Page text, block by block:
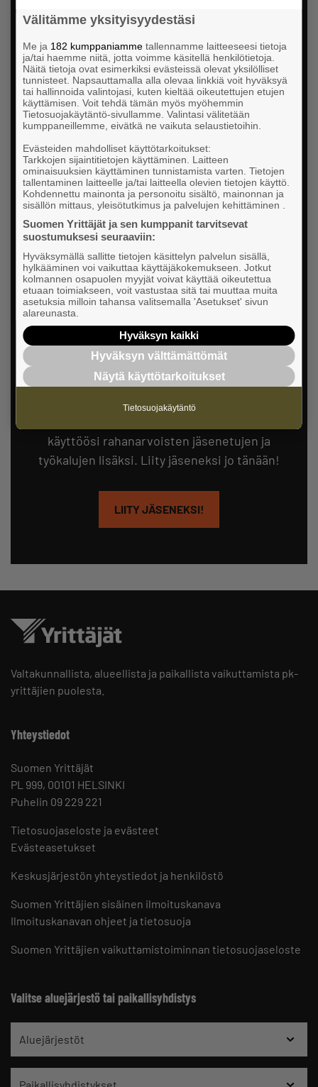
Haluatko nähdä lisää? Jäsenenä
saat enemmän, kirjaudu tai liity
Kirjaudu sisään ja ota käyttöösi Yrittäjien
jäsensisällöt.
KIRJAUDU SISÄÄN
Etkö ole vielä jäsen?
käyttöösi rahanarvoisten jäsenetujen ja
työkalujen lisäksi. Liity jäseneksi jo tänään!
LIITY JÄSENEKSI!
Valtakunnallista, alueellista ja paikallista vaikuttamista pk-
yrittäjien puolesta.
Yhteystiedot
Suomen Yrittäjät
PL 999, 00101 HELSINKI
Puhelin 09 229 221
Tietosuojaseloste ja evästeet
Evästeasetukset
Keskusjärjestön yhteystiedot ja henkilöstö
Suomen Yrittäjien sisäinen ilmoituskanava
Ilmoituskanavan ohjeet ja tietosuoja
Suomen Yrittäjien vaikuttamistoiminnan tietosuojaseloste
Valitse aluejärjestö tai paikallisyhdistys
Aluejärjestöt
Välitämme yksityisyydestäsi
Me ja 182 kumppaniamme tallennamme laitteeseesi tietoja
ja/tai haemme niitä, jotta voimme käsitellä henkilötietoja.
Näitä tietoja ovat esimerkiksi evästeissä olevat yksilölliset
tunnisteet. Napsauttamalla alla olevaa linkkiä voit hyväksyä
tai hallinnoida valintojasi, kuten kieltää oikeutettujen etujen
käyttämisen. Voit tehdä tämän myös myöhemmin
Tietosuojakäytäntö-sivullamme. Valintasi välitetään
kumppaneillemme, eivätkä ne vaikuta selaustietoihin.
Evästeiden mahdolliset käyttötarkoitukset:
Tarkkojen sijaintitietojen käyttäminen. Laitteen
ominaisuuksien käyttäminen tunnistamista varten. Tietojen
tallentaminen laitteelle ja/tai laitteella olevien tietojen käyttö.
Kohdennettu mainonta ja personoitu sisältö, mainonnan ja
sisällön mittaus, yleisötutkimus ja palvelujen kehittäminen .
Suomen Yrittäjät ja sen kumppanit tarvitsevat
suostumuksesi seuraaviin:
Hyväksymällä sallitte tietojen käsittelyn palvelun sisällä,
hylkääminen voi vaikuttaa käyttäjäkokemukseen. Jotkut
kolmannen osapuolen myyjät voivat käyttää oikeutettua
etuaan toimiakseen, voit vastustaa sitä tai muuttaa muita
asetuksia milloin tahansa valitsemalla 'Asetukset' sivun
alareunasta.
Hyväksyn kaikki
Hyväksyn välttämättömät
Näytä käyttötarkoitukset
Tietosuojakäytäntö